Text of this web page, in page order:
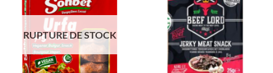
RUPTURE DE STOCK
souhaits